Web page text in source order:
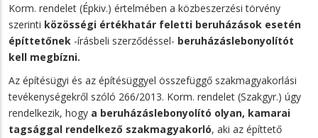
Korm. rendelet (Épkiv.) értelmében a közbeszerzési törvény
szerinti közösségi értékhatár feletti beruházások esetén
építtetőnek -írásbeli szerződéssel- beruházáslebonyolítót
kell megbízni.
Az építésügyi és az építésüggyel összefüggő szakmagyakorlási
tevékenységekről szóló 266/2013. Korm. rendelet (Szakgyr.) úgy
rendelkezik, hogy a beruházáslebonyolító olyan, kamarai
tagsággal rendelkező szakmagyakorló, aki az építtető